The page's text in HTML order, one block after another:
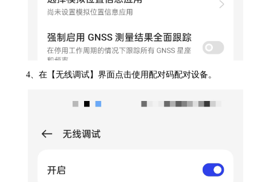
4、在【无线调试】界面点击使用配对码配对设备。